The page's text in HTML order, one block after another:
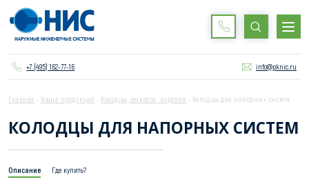
+7 (495) 162-77-16 info@pknic.ru
Главная - Наша продукция - Колодцы, емкости, изделия - Колодцы для напорных систем
КОЛОДЦЫ ДЛЯ НАПОРНЫХ СИСТЕМ
Описание Где купить?